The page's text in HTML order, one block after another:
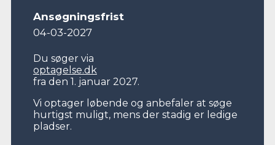
Ansøgningsfrist
04-03-2027
Du søger via
optagelse.dk
fra den 1. januar 2027.
Vi optager løbende og anbefaler at søge
hurtigst muligt, mens der stadig er ledige
pladser.